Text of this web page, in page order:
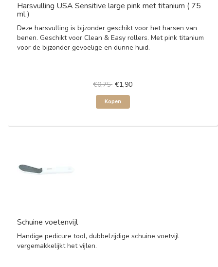
Harsvulling USA Sensitive large pink met titanium ( 75
ml )
Deze harsvulling is bijzonder geschikt voor het harsen van
benen. Geschikt voor Clean & Easy rollers. Met pink titanium
voor de bijzonder gevoelige en dunne huid.
€0,75 €1,90
Kopen
Schuine voetenvijl
Handige pedicure tool, dubbelzijdige schuine voetvijl
vergemakkelijkt het vijlen.